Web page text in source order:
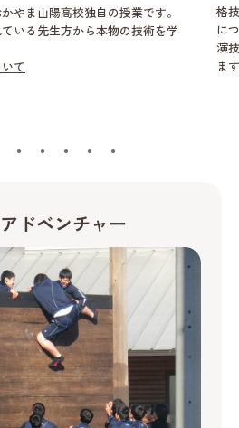
やま山陽高校独自の授業です。
いる先生方から本物の技術を学
て
格
に
演
ま
ドベンチャー